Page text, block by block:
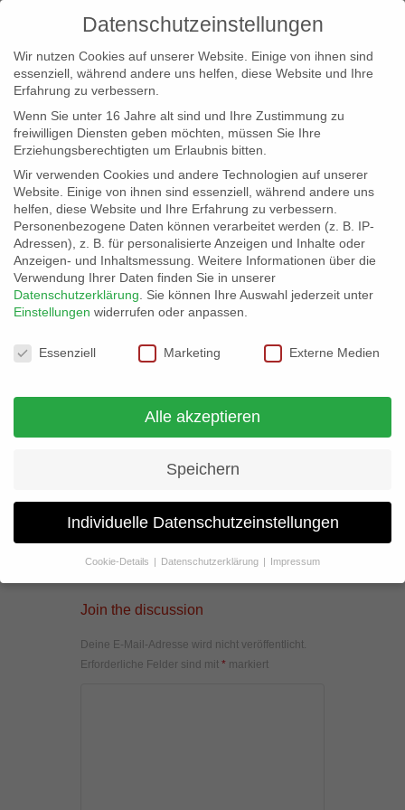
info@erfolgreich-events.de
+4940 46 777 230
Join the discussion
Deine E-Mail-Adresse wird nicht veröffentlicht.
Erforderliche Felder sind mit * markiert
Datenschutzeinstellungen
Wir nutzen Cookies auf unserer Website. Einige von ihnen sind
essenziell, während andere uns helfen, diese Website und Ihre
Erfahrung zu verbessern.
Wenn Sie unter 16 Jahre alt sind und Ihre Zustimmung zu
freiwilligen Diensten geben möchten, müssen Sie Ihre
Erziehungsberechtigten um Erlaubnis bitten.
Wir verwenden Cookies und andere Technologien auf unserer
Website. Einige von ihnen sind essenziell, während andere uns
helfen, diese Website und Ihre Erfahrung zu verbessern.
Personenbezogene Daten können verarbeitet werden (z. B. IP-
Adressen), z. B. für personalisierte Anzeigen und Inhalte oder
Anzeigen- und Inhaltsmessung. Weitere Informationen über die
Verwendung Ihrer Daten finden Sie in unserer
Datenschutzerklärung
Sie können Ihre Auswahl jederzeit unter
Einstellungen widerrufen oder anpassen.
Datenschutzeinstellungen
Essenziell Marketing Externe Medien
Alle akzeptieren
Speichern
Individuelle Datenschutzeinstellungen
Cookie-Details Datenschutzerklärung Impressum
Datenschutzeinstellungen
Wenn Sie unter 16 Jahre alt sind und Ihre Zustimmung zu
Erziehungsberechtigten um Erlaubnis bitten.
Wir verwenden Cookies und andere Technologien auf unserer